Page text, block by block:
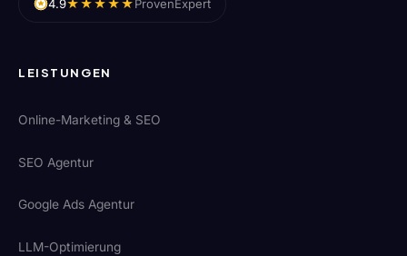
4.9★★★★★ ProvenExpert
LEISTUNGEN
Online-Marketing & SEO
SEO Agentur
Google Ads Agentur
LLM-Optimierung